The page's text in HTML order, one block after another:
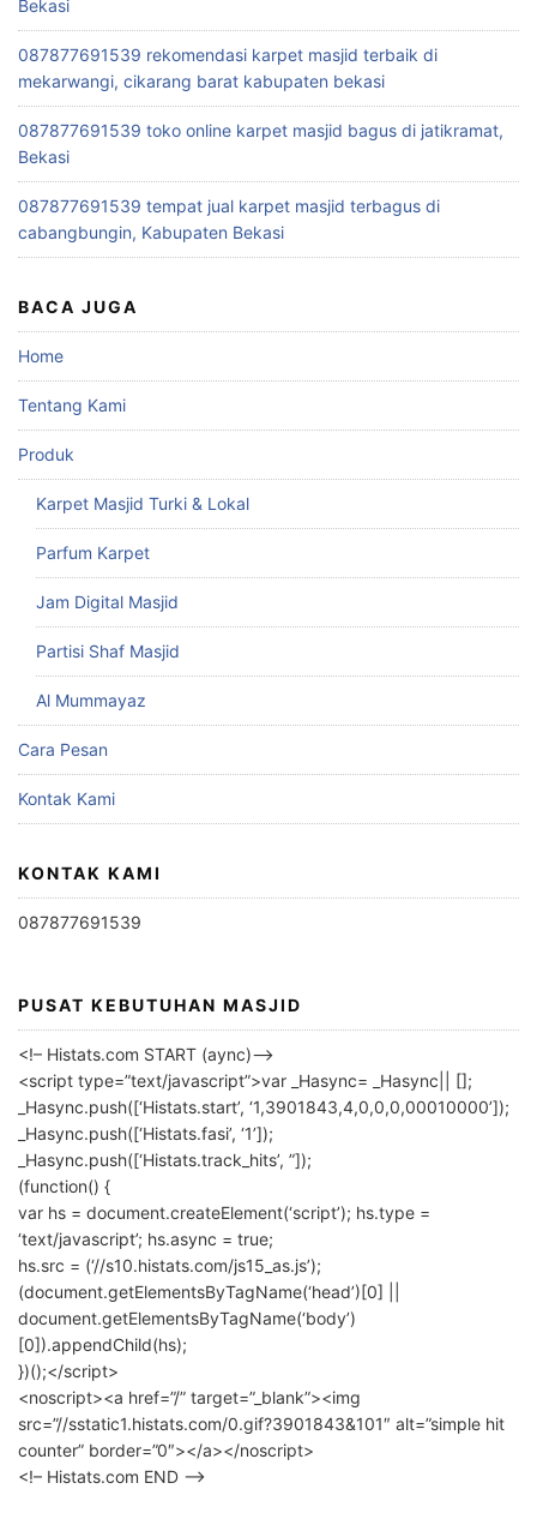
Bekasi
087877691539 rekomendasi karpet masjid terbaik di
mekarwangi, cikarang barat kabupaten bekasi
087877691539 toko online karpet masjid bagus di jatikramat,
Bekasi
087877691539 tempat jual karpet masjid terbagus di
cabangbungin, Kabupaten Bekasi
BACA JUGA
Home
Tentang Kami
Produk
Karpet Masjid Turki & Lokal
Parfum Karpet
Jam Digital Masjid
Partisi Shaf Masjid
Al Mummayaz
Cara Pesan
Kontak Kami
KONTAK KAMI
087877691539
PUSAT KEBUTUHAN MASJID
<!– Histats.com START (aync)–>
<script type=”text/javascript”>var _Hasync= _Hasync|| [];
_Hasync.push([‘Histats.start’, ‘1,3901843,4,0,0,0,00010000’]);
_Hasync.push([‘Histats.fasi’, ‘1’]);
_Hasync.push([‘Histats.track_hits’, ”]);
(function() {
var hs = document.createElement(‘script’); hs.type =
‘text/javascript’; hs.async = true;
hs.src = (‘//s10.histats.com/js15_as.js’);
(document.getElementsByTagName(‘head’)[0] ||
document.getElementsByTagName(‘body’)
[0]).appendChild(hs);
})();</script>
<noscript><a href=”/” target=”_blank”><img
src=”//sstatic1.histats.com/0.gif?3901843&101″ alt=”simple hit
counter” border=”0″></a></noscript>
<!– Histats.com END –>